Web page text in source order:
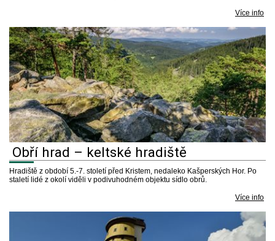
Více info
Obří hrad – keltské hradiště
Hradiště z období 5.-7. století před Kristem, nedaleko Kašperských Hor. Po
staletí lidé z okolí viděli v podivuhodném objektu sídlo obrů.
Více info